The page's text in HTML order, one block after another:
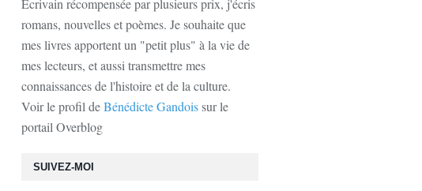
SUIVEZ-MOI
Ecrivain récompensée par plusieurs prix, j'écris
romans, nouvelles et poèmes. Je souhaite que
mes livres apportent un "petit plus" à la vie de
mes lecteurs, et aussi transmettre mes
connaissances de l'histoire et de la culture.
Voir le profil deBénédicte Gandoissur le
portail Overblog